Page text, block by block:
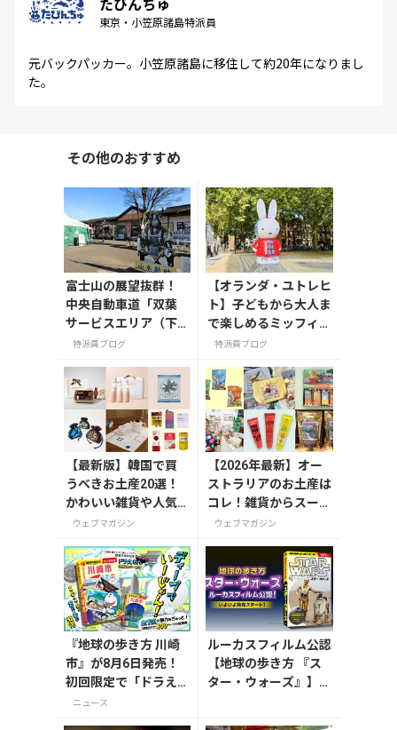
東京・小笠原諸島特派員
元バックパッカー。小笠原諸島に移住して約20年になりまし
た。
その他のおすすめ
富士山の展望抜群！
中央自動車道「双葉
サービスエリア（下
り線）」
特派員ブログ
【オランダ・ユトレヒ
ト】子どもから大人ま
で楽しめるミッフィー
ミュージアム！街中に
トもご紹介
特派員ブログ
【最新版】韓国で買
うべきお土産20選！
かわいい雑貨や人気
コスメを紹介
ウェブマガジン
【2026年最新】オー
ストラリアのお土産は
コレ！雑貨からスーパ
ーでも買えるグルメま
ウェブマガジン
『地球の歩き方 川崎
市』が8月6日発売！
初回限定で「ドラえ
もん」描き下ろし特
ニュース
ルーカスフィルム公認
【地球の歩き方 『ス
ター・ウォーズ』】が